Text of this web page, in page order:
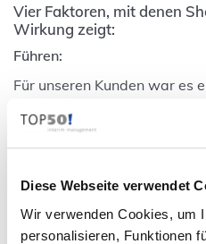
Diese Webseite verwendet
Wir verwenden Cookies, um
personalisieren, Funktionen
Vier Faktoren, mit denen
Wirkung zeigt:
Führen:
Für unseren Kunden war es
Teamleiter werden stärker
gezogen, wie die täglichen
verbessert werden. Das
von Mitarbeitenden.